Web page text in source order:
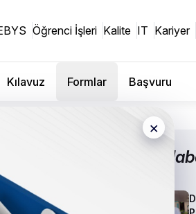
Öğrenci İşleri Kalite IT Kariyer
Kılavuz Formlar Başvuru
×
Diğer